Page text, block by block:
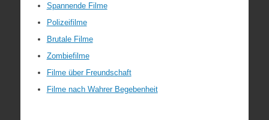
Spannende Filme
Polizeifilme
Brutale Filme
Zombiefilme
Filme über Freundschaft
Filme nach Wahrer Begebenheit